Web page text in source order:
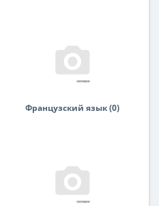
Французский язык (0)